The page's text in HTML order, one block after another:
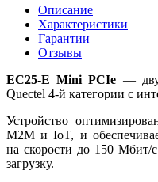
Описание
Характеристики
Гарантии
Отзывы
EC25-E Mini PCIe —
Quectel 4-й категории с
Устройство
M2M и IoT, и
на скорости до 150 Мбит/
загрузку.